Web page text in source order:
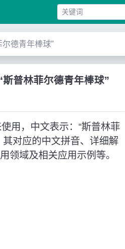
尔德青年棒球”
普林菲尔德青年棒球”
用，中文表示：“斯普林菲
对应的中文拼音、详细解
领域及相关应用示例等。